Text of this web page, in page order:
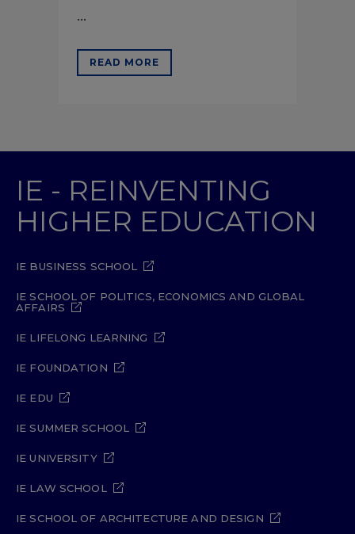
...
READ MORE
IE - REINVENTING
HIGHER EDUCATION
IE BUSINESS SCHOOL
IE SCHOOL OF POLITICS, ECONOMICS AND GLOBAL
AFFAIRS
IE LIFELONG LEARNING
IE FOUNDATION
IE EDU
IE SUMMER SCHOOL
IE UNIVERSITY
IE LAW SCHOOL
IE SCHOOL OF ARCHITECTURE AND DESIGN